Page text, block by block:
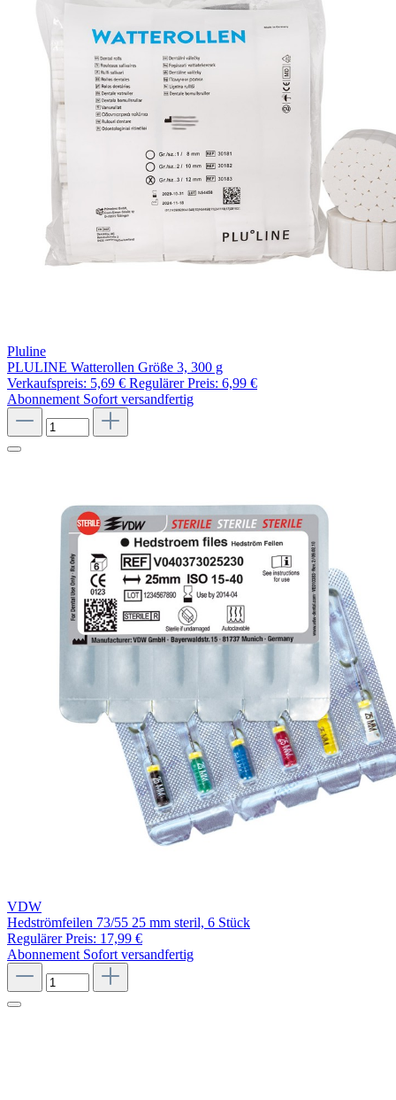
Pluline
PLULINE Watterollen Größe 3, 300 g
Verkaufspreis: 5,69 € Regulärer Preis: 6,99 €
Abonnement Sofort versandfertig
VDW
Hedströmfeilen 73/55 25 mm steril, 6 Stück
Regulärer Preis: 17,99 €
Abonnement Sofort versandfertig